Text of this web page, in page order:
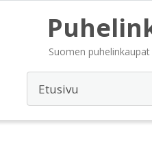
Suomen